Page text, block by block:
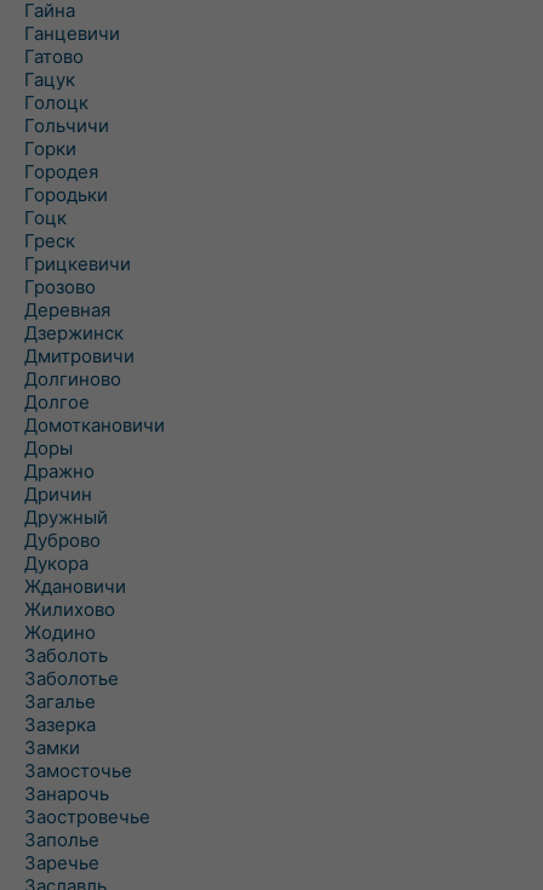
Гайна
Ганцевичи
Гатово
Гацук
Голоцк
Гольчичи
Горки
Городея
Городьки
Гоцк
Греск
Грицкевичи
Грозово
Деревная
Дзержинск
Дмитровичи
Долгиново
Долгое
Домоткановичи
Доры
Дражно
Дричин
Дружный
Дуброво
Дукора
Ждановичи
Жилихово
Жодино
Заболоть
Заболотье
Загалье
Зазерка
Замки
Замосточье
Занарочь
Заостровечье
Заполье
Заречье